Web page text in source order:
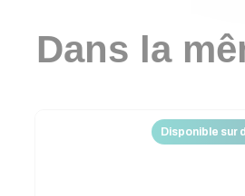
Dans la
Disponible sur